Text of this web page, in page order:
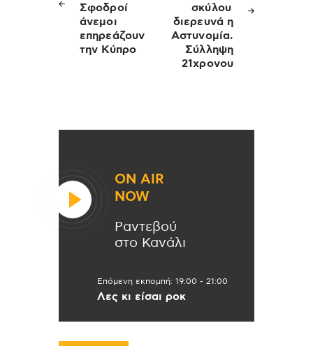
Σφοδροί
άνεμοι
επηρεάζουν
την Κύπρο
σκύλου
διερευνά η
Αστυνομία.
Σύλληψη
21χρονου
ON AIR
NOW
Ραντεβού
στο Κανάλι
Επόμενη εκπομπή: 19:00 - 21:00
Λες κι είσαι ροκ